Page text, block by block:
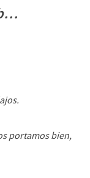
portamos bien,